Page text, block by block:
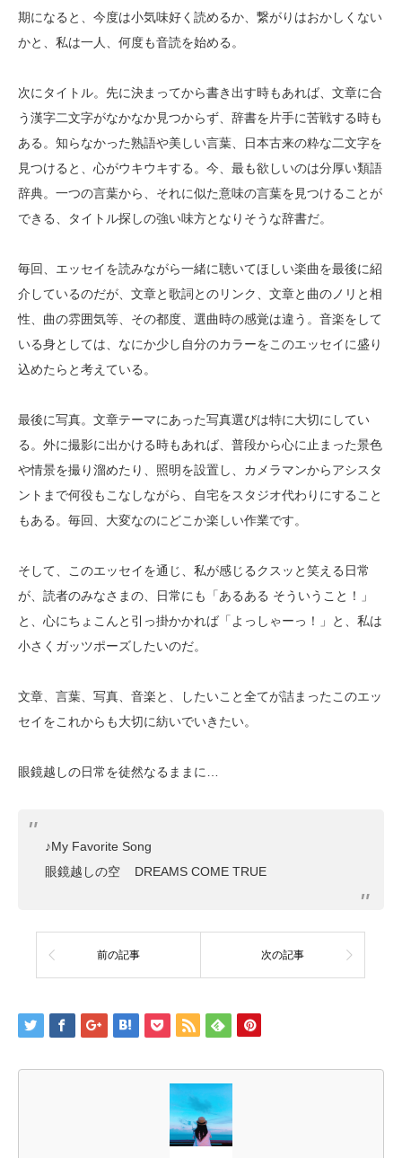
期になると、今度は小気味好く読めるか、繋がりはおかしくない
かと、私は一人、何度も音読を始める。
次にタイトル。先に決まってから書き出す時もあれば、文章に合
う漢字二文字がなかなか見つからず、辞書を片手に苦戦する時も
ある。知らなかった熟語や美しい言葉、日本古来の粋な二文字を
見つけると、心がウキウキする。今、最も欲しいのは分厚い類語
辞典。一つの言葉から、それに似た意味の言葉を見つけることが
できる、タイトル探しの強い味方となりそうな辞書だ。
毎回、エッセイを読みながら一緒に聴いてほしい楽曲を最後に紹
介しているのだが、文章と歌詞とのリンク、文章と曲のノリと相
性、曲の雰囲気等、その都度、選曲時の感覚は違う。音楽をして
いる身としては、なにか少し自分のカラーをこのエッセイに盛り
込めたらと考えている。
最後に写真。文章テーマにあった写真選びは特に大切にしてい
る。外に撮影に出かける時もあれば、普段から心に止まった景色
や情景を撮り溜めたり、照明を設置し、カメラマンからアシスタ
ントまで何役もこなしながら、自宅をスタジオ代わりにすること
もある。毎回、大変なのにどこか楽しい作業です。
そして、このエッセイを通じ、私が感じるクスッと笑える日常
が、読者のみなさまの、日常にも「あるある そういうこと！」
と、心にちょこんと引っ掛かかれば「よっしゃーっ！」と、私は
小さくガッツポーズしたいのだ。
文章、言葉、写真、音楽と、したいこと全てが詰まったこのエッ
セイをこれからも大切に紡いでいきたい。
眼鏡越しの日常を徒然なるままに…
♪My Favorite Song
眼鏡越しの空 DREAMS COME TRUE
前の記事 次の記事